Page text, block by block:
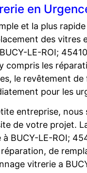
en
et la plus
des vitres
LE-ROI;
compris les
le revêtement
pour les
entreprise,
de votre projet.
BUCY-LE-ROI;
de
vitrerie a